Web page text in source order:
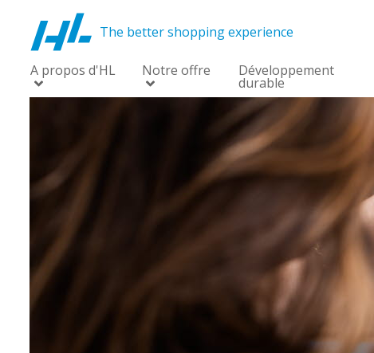
The better shopping experience
A propos d'HL Notre offre Développement
durable